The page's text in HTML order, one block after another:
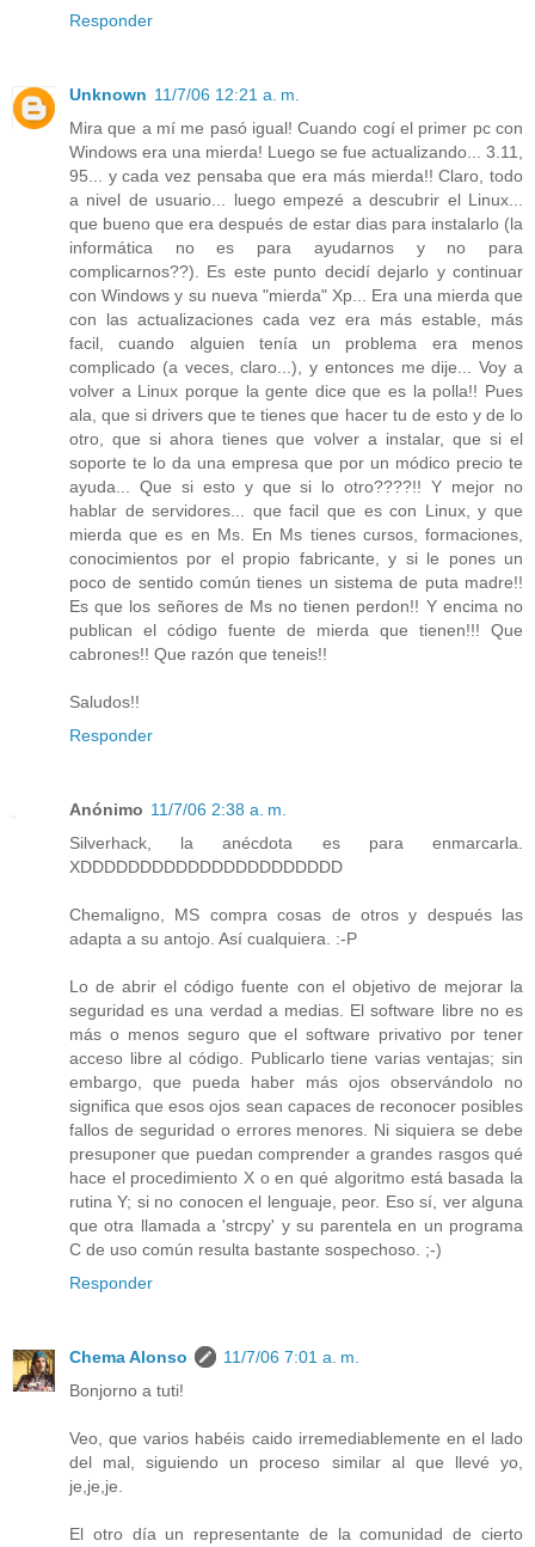
Responder
Unknown 11/7/06 12:21 a. m.
Mira que a mí me pasó igual! Cuando cogí el primer pc con
Windows era una mierda! Luego se fue actualizando... 3.11,
95... y cada vez pensaba que era más mierda!! Claro, todo
a nivel de usuario... luego empezé a descubrir el Linux...
que bueno que era después de estar dias para instalarlo (la
informática no es para ayudarnos y no para
complicarnos??). Es este punto decidí dejarlo y continuar
con Windows y su nueva "mierda" Xp... Era una mierda que
con las actualizaciones cada vez era más estable, más
facil, cuando alguien tenía un problema era menos
complicado (a veces, claro...), y entonces me dije... Voy a
volver a Linux porque la gente dice que es la polla!! Pues
ala, que si drivers que te tienes que hacer tu de esto y de lo
otro, que si ahora tienes que volver a instalar, que si el
soporte te lo da una empresa que por un módico precio te
ayuda... Que si esto y que si lo otro????!! Y mejor no
hablar de servidores... que facil que es con Linux, y que
mierda que es en Ms. En Ms tienes cursos, formaciones,
conocimientos por el propio fabricante, y si le pones un
poco de sentido común tienes un sistema de puta madre!!
Es que los señores de Ms no tienen perdon!! Y encima no
publican el código fuente de mierda que tienen!!! Que
cabrones!! Que razón que teneis!!
Saludos!!
Responder
Anónimo 11/7/06 2:38 a. m.
Silverhack, la anécdota es para enmarcarla.
XDDDDDDDDDDDDDDDDDDDDDD
Chemaligno, MS compra cosas de otros y después las
adapta a su antojo. Así cualquiera. :-P
Lo de abrir el código fuente con el objetivo de mejorar la
seguridad es una verdad a medias. El software libre no es
más o menos seguro que el software privativo por tener
acceso libre al código. Publicarlo tiene varias ventajas; sin
embargo, que pueda haber más ojos observándolo no
significa que esos ojos sean capaces de reconocer posibles
fallos de seguridad o errores menores. Ni siquiera se debe
presuponer que puedan comprender a grandes rasgos qué
hace el procedimiento X o en qué algoritmo está basada la
rutina Y; si no conocen el lenguaje, peor. Eso sí, ver alguna
que otra llamada a 'strcpy' y su parentela en un programa
C de uso común resulta bastante sospechoso. ;-)
Responder
Chema Alonso
11/7/06 7:01 a. m.
Bonjorno a tuti!
Veo, que varios habéis caido irremediablemente en el lado
del mal, siguiendo un proceso similar al que llevé yo,
je,je,je.
El otro día un representante de la comunidad de cierto